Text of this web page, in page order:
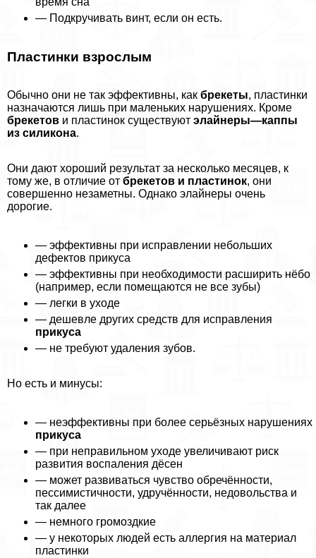
— Подкручивать винт, если он есть.
Пластинки взрослым
Обычно они не так эффективны, как брекеты, пластинки
назначаются лишь при маленьких нарушениях. Кроме
брекетов и пластинок существуют элайнеры—каппы
из силикона.
Они дают хороший результат за несколько месяцев, к
тому же, в отличие от брекетов и пластинок, они
совершенно незаметны. Однако элайнеры очень
дорогие.
— эффективны при исправлении небольших
дефектов прикуса
— эффективны при необходимости расширить нёбо
(например, если помещаются не все зубы)
— легки в уходе
— дешевле других средств для исправления
прикуса
— не требуют удаления зубов.
Но есть и минусы:
— неэффективны при более серьёзных нарушениях
прикуса
— при неправильном уходе увеличивают риск
развития воспаления дёсен
— может развиваться чувство обречённости,
пессимистичности, удручённости, недовольства и
так далее
— немного громоздкие
— у некоторых людей есть аллергия на материал
пластинки